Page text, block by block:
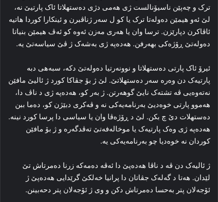
ترک و چه‌پێن ناسیۆنالست ژی هه‌می دژی ده‌ستهلاتا ئاک پارتیێ نه‌،
لێ ئه‌و هیمێن ده‌وله‌تا ترک یا کو ل سه‌ر ژناڤبرن و ئینکارا کوردا هاتیه‌
ئاڤاکرن دپارێزن. ترسا وان یا هه‌ری مه‌زن ئه‌وه‌ کو ئه‌ڤ هیمێن بنیاتا
ده‌وله‌تێ ڕۆژه‌کی بهه‌رفن. هه‌ده‌په‌ ژی به‌شه‌ک ژ ڤێ سیاسه‌تێ یه‌.
ئیرۆ ئاک پارتی ده‌ستهلاتا و نوونه‌رتیا ده‌وله‌تێ دکه‌، سبه‌هی دبه‌
پارتیه‌ک دن وه‌ره‌ سه‌ر ده‌ستهلاتێ. لێ ژ بۆ جڤاکا کورد ژ ئالیێ مافێن
نه‌ته‌وه‌یی ڤه‌ تشته‌ک نایێ گوهه‌رتن. ژ به‌ر کو، هه‌ده‌په‌ ژی د ناڤ دا،
هه‌موو پارتی خوه‌دیێ به‌رنامه‌یه‌کی نه‌ و ڤه‌کری دبێژن کو، ده‌ما ببن
ده‌ستهلات دێ چ بکن. لێ د ڕۆژه‌ڤا وان یا سیاسی دا پرسا کورد نینه‌.
هه‌ده‌په‌ ژی وه‌ک پارتیه‌ک یا موخاله‌فه‌تێ ته‌ڤدگه‌ره‌ و ژ بۆ مافێن
کوردان نه‌ خوه‌دیا چو به‌رنامه‌یه‌کی یه‌.
ژ ئالیه‌ک دن ڤه‌ د ناڤا هه‌ده‌پێ دا ئه‌ڤه‌ ده‌مه‌که‌ زرنا ده‌مرتاش تێ
لێدان. هه‌تا د گه‌له‌ک جڤاتان دا پرانیا خه‌لکێ گرێدایی هه‌ده‌پێ ژ
ئۆجه‌لان پتر به‌حسا ده‌مرتاش دکن و وی ژ ئۆجه‌لان پتر دحه‌بینن.